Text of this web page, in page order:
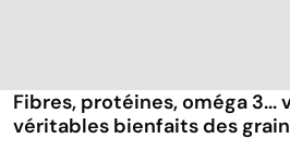
Fibres, protéines, oméga 3...
véritables bienfaits des